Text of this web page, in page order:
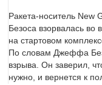
Ракета-носитель
Безоса взорвалась во
на стартовом
По словам Джеффа
взрыва. Он заверил,
нужно, и вернется к